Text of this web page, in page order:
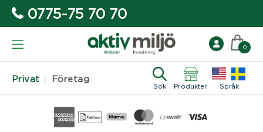
0775-75 70 70
Privat Företag
Sök Produkter Språk
0